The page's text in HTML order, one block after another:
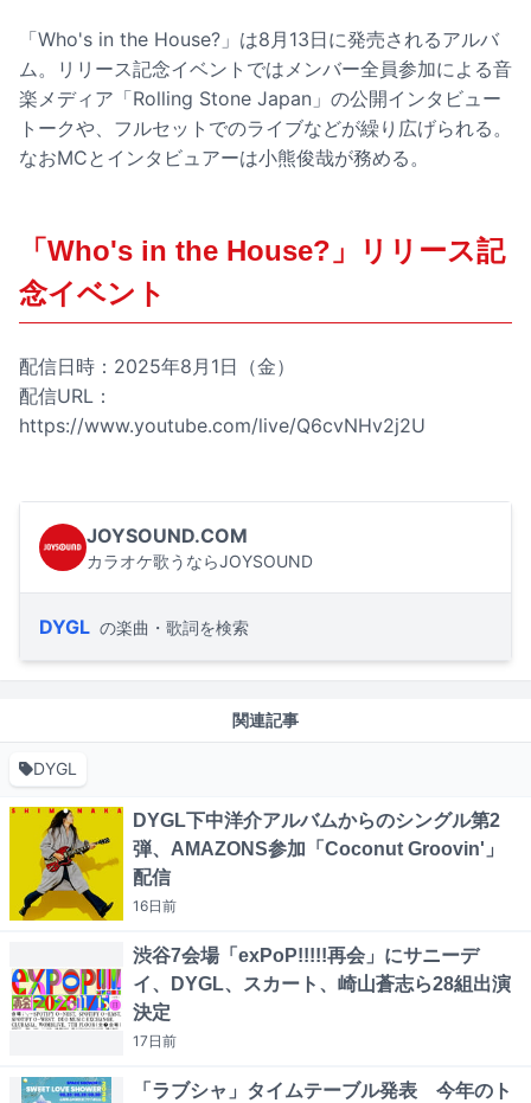
「Who's in the House?」は8月13日に発売されるアルバ
ム。リリース記念イベントではメンバー全員参加による音
楽メディア「Rolling Stone Japan」の公開インタビュー
トークや、フルセットでのライブなどが繰り広げられる。
なおMCとインタビュアーは小熊俊哉が務める。
「Who's in the House?」リリース記
念イベント
配信日時：2025年8月1日（金）
配信URL：
https://www.youtube.com/live/Q6cvNHv2j2U
JOYSOUND.COM
カラオケ歌うならJOYSOUND
DYGL の楽曲・歌詞を検索
関連記事
DYGL
DYGL下中洋介アルバムからのシングル第2
弾、AMAZONS参加「Coconut Groovin'」
配信
16日前
渋谷7会場「exPoP!!!!!再会」にサニーデ
イ、DYGL、スカート、崎山蒼志ら28組出演
決定
17日前
「ラブシャ」タイムテーブル発表 今年のト